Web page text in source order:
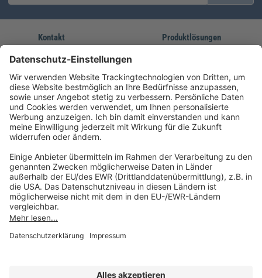
Kontakt
Sie erreichen uns unter:
(08233) 38 11 23
service@forum-verlag.com
Mo-Do 07:30 - 17:00 Uhr
Fr 07:30 - 15:00 Uhr
Produktlösungen
AKADEMIE HERKERT
Unsere Marken
Folgen Sie uns
Impressum
Datenschutz